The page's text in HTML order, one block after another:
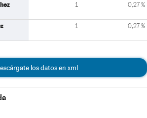
1 0,27 %
1 0,27 %
los datos en xml